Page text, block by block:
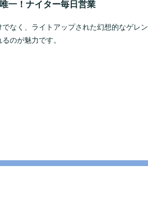
一！ナイター毎日営業
でなく、ライトアップされた幻想的なゲレ
るのが魅力です。